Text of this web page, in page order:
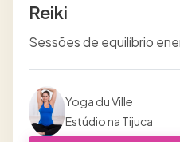
Reiki
Sessões de equilíbrio
Yoga du Ville
Estúdio na Tijuca